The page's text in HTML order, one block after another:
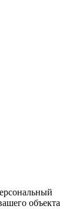
объекта